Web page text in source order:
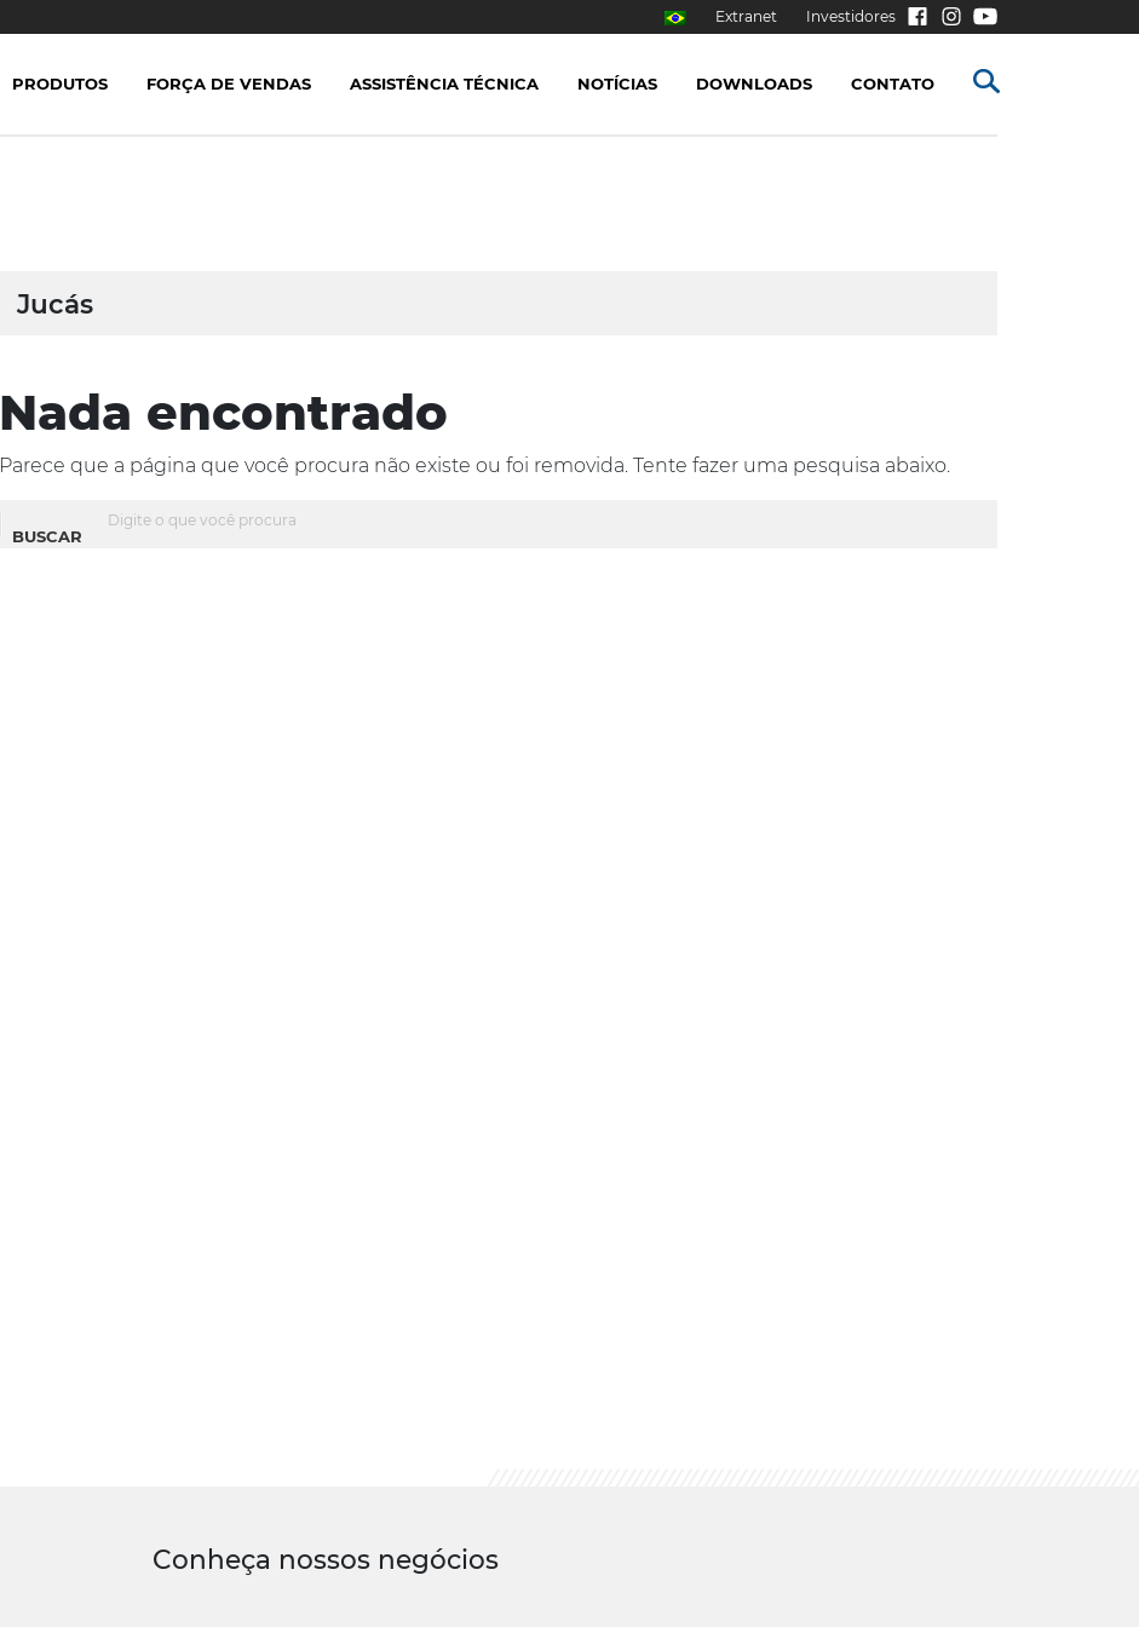
Jucás
Nada encontrado
Parece que a página que você procura não existe ou foi removida. Tente fazer uma pesquisa abaixo.
BUSCAR
Conheça nossos negócios
Extranet Investidores
PRODUTOS FORÇA DE VENDAS ASSISTÊNCIA TÉCNICA NOTÍCIAS DOWNLOADS CONTATO